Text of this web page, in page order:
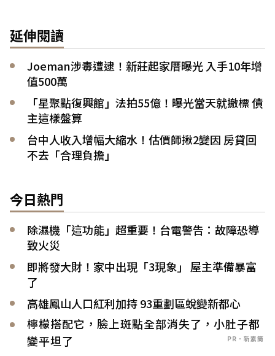
延伸閱讀
Joeman涉毒遭逮！新莊起家厝曝光 入手10年增
值500萬
「星聚點復興館」法拍55億！曝光當天就撤標 債
主這樣盤算
台中人收入增幅大縮水！估價師揪2變因 房貸回
不去「合理負擔」
今日熱門
除濕機「這功能」超重要！台電警告：故障恐導
致火災
即將發大財！家中出現「3現象」 屋主準備暴富
了
高雄鳳山人口紅利加持 93重劃區蛻變新都心
檸檬搭配它，臉上斑點全部消失了，小肚子都
變平坦了
PR．新素簡